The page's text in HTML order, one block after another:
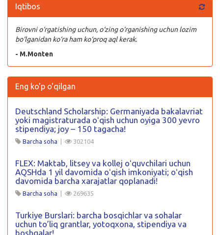
Iqtibos
Birovni o‘rgatishing uchun, o‘zing o‘rganishing uchun lozim
bo‘lganidan ko‘ra ham ko‘proq aql kerak.
- M.Monten
Eng ko'p o'qilgan
Deutschland Scholarship: Germaniyada bakalavriat
yoki magistraturada oʻqish uchun oyiga 300 yevro
stipendiya; joy – 150 tagacha!
Barcha soha | 302104
FLEX: Maktab, litsey va kollej oʻquvchilari uchun
AQSHda 1 yil davomida oʻqish imkoniyati; oʻqish
davomida barcha xarajatlar qoplanadi!
Barcha soha | 269635
Turkiye Burslari: barcha bosqichlar va sohalar
uchun to’liq grantlar, yotoqxona, stipendiya va
boshqalar!